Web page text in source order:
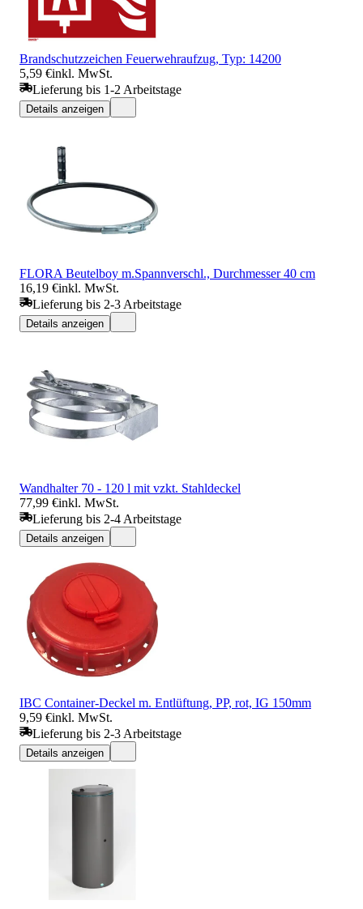
Brandschutzzeichen Feuerwehraufzug, Typ: 14200
5,59 €inkl. MwSt.
Lieferung bis 1-2 Arbeitstage
Details anzeigen
FLORA Beutelboy m.Spannverschl., Durchmesser 40 cm
16,19 €inkl. MwSt.
Lieferung bis 2-3 Arbeitstage
Details anzeigen
Wandhalter 70 - 120 l mit vzkt. Stahldeckel
77,99 €inkl. MwSt.
Lieferung bis 2-4 Arbeitstage
Details anzeigen
IBC Container-Deckel m. Entlüftung, PP, rot, IG 150mm
9,59 €inkl. MwSt.
Lieferung bis 2-3 Arbeitstage
Details anzeigen